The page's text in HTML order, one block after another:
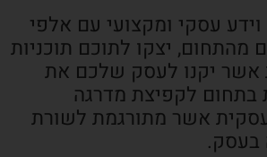
וידע עסקי ומקצועי עם אלפי
מהתחום, יצקו לתוכם תוכניות
אשר יקנו לעסק שלכם את
לקפיצת מדרגה
אשר מתורגמת לשורת
בעסק.